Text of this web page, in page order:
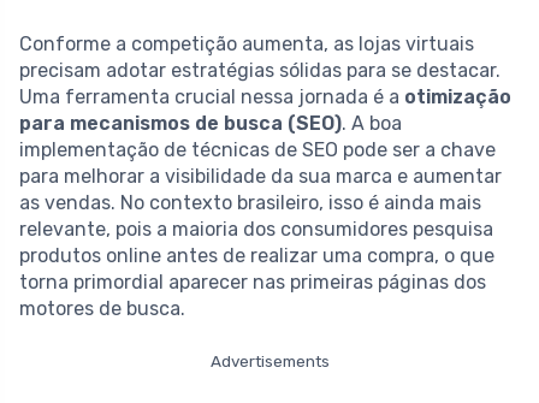
Conforme a competição aumenta, as lojas virtuais
precisam adotar estratégias sólidas para se destacar.
Uma ferramenta crucial nessa jornada é a otimização
para mecanismos de busca (SEO). A boa
implementação de técnicas de SEO pode ser a chave
para melhorar a visibilidade da sua marca e aumentar
as vendas. No contexto brasileiro, isso é ainda mais
relevante, pois a maioria dos consumidores pesquisa
produtos online antes de realizar uma compra, o que
torna primordial aparecer nas primeiras páginas dos
motores de busca.
Advertisements